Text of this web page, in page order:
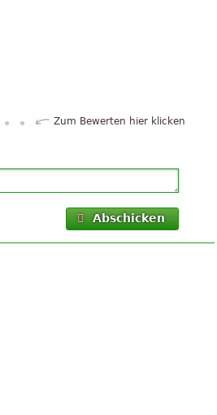
Zum Bewerten hier klicken
Abschicken